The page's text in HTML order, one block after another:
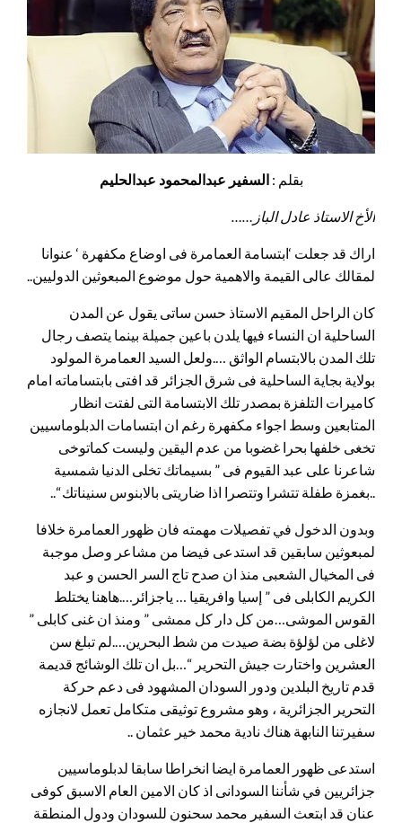
بقلم :السفير عبدالمحمود عبدالحليم
الأخ الاستاذ عادل الباز……
اراك قد جعلت ‘ابتسامة العمامرة فى اوضاع مكفهرة ‘ عنوانا
لمقالك عالى القيمة والاهمية حول موضوع المبعوثين الدوليين..
كان الراحل المقيم الاستاذ حسن ساتى يقول عن المدن
الساحلية ان النساء فيها يلدن باعين جميلة بينما يتصف رجال
تلك المدن بالابتسام الواثق ….ولعل السيد العمامرة المولود
بولاية بجاية الساحلية فى شرق الجزائر قد افتى بابتساماته امام
كاميرات التلفزة بمصدر تلك الابتسامة التى لفتت انظار
المتابعين وسط اجواء مكفهرة رغم ان ابتسامات الدبلوماسيين
تخغى خلفها بحرا غضوبا من عدم اليقين وليست كماتوخى
شاعرنا على عبد القيوم فى ” بسيماتك تخلى الدنيا شمسية
..بغمزة طفلة تتشرا وتتصرا اذا ضاريتى بالابنوس سنيناتك “..
وبدون الدخول في تفصيلات مهمته فان ظهور العمامرة خلافا
لمبعوثين سابقين قد استدعى فيضا من مشاعر وصل موجبة
فى المخيال الشعبى منذ ان صدح تاج السر الحسن و عبد
الكريم الكابلى فى ” إسيا وافريقيا … ياجزائر….هاهنا يختلط
القوس الموشى…من كل دار كل ممشى ” ومنذ ان غنى كابلى ”
لاغلى من لؤلؤة بضة صيدت من شط البحرين….لم تبلغ سن
العشرين واختارت جيش التحرير “…بل ان تلك الوشائج قديمة
قدم تاريخ البلدين ودور السودان المشهود فى دعم حركة
التحرير الجزائرية ، وهو مشروع توثيقى متكامل تعمل لانجازه
سفيرتنا النابهة هناك نادية محمد خير عثمان ..
استدعى ظهور العمامرة ايضا انخراطا سابقا لدبلوماسيين
جزائريين في شأننا السودانى اذ كان الامين العام الاسبق كوفى
عنان قد ابتعث السفير محمد سحنون للسودان ودول المنطقة